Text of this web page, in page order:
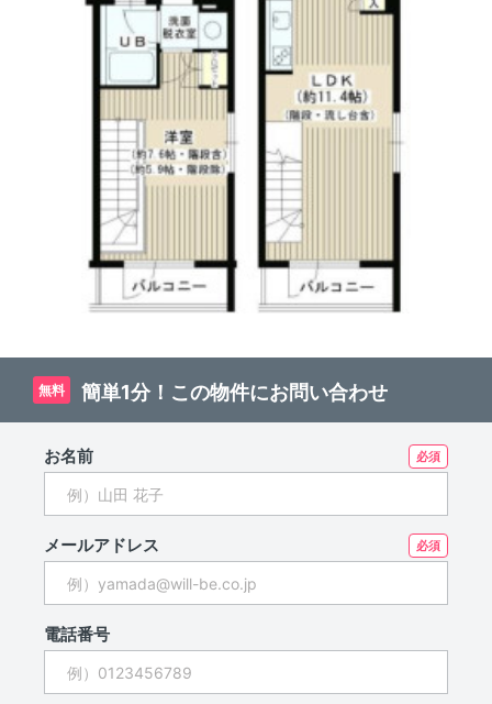
無料 簡単1分！この物件にお問い合わせ
お名前
メールアドレス
電話番号